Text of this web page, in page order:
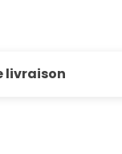
livraison